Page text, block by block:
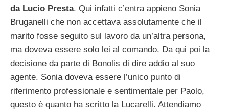
da Lucio Presta. Qui infatti c’entra appieno Sonia
Bruganelli che non accettava assolutamente che il
marito fosse seguito sul lavoro da un’altra persona,
ma doveva essere solo lei al comando. Da qui poi la
decisione da parte di Bonolis di dire addio al suo
agente. Sonia doveva essere l’unico punto di
riferimento professionale e sentimentale per Paolo,
questo è quanto ha scritto la Lucarelli. Attendiamo